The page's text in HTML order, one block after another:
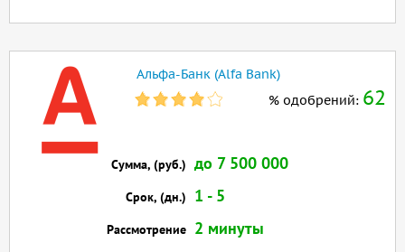
Альфа-Банк (Alfa Bank)
% одобрений: 62
Сумма, (руб.) до 7 500 000
Срок, (дн.) 1 - 5
Рассмотрение 2 минуты